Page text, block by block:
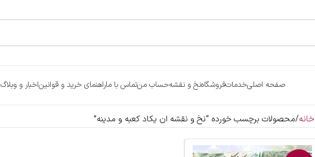
صفحه اصلیخدماتفروشگاهنخ و نقشهحساب منتماس با ماراهنمای خرید و قوانیناخبار و وبلاگ
خانه محصولات برچسب خورده “نخ و نقشه ان یکاد کعبه و مدینه”